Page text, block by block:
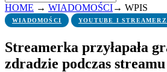
HOME → WIADOMOŚCI→ WPIS
WIADOMOŚCI YOUTUBE I
Streamerka przyłapała
zdradzie podczas streamu